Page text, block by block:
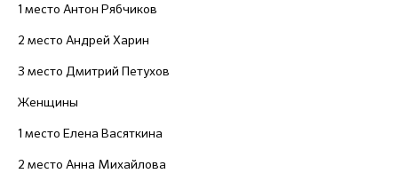
1 место Антон Рябчиков
2 место Андрей Харин
3 место Дмитрий Петухов
Женщины
1 место Елена Васяткина
2 место Анна Михайлова